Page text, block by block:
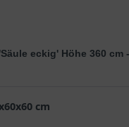
eckig' Höhe 360
cm